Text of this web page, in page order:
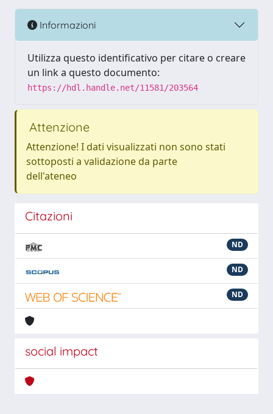
Informazioni
Utilizza questo identificativo per citare o creare
un link a questo documento:
https://hdl.handle.net/11581/203564
Attenzione
Attenzione! I dati visualizzati non sono stati
sottoposti a validazione da parte
dell'ateneo
Citazioni
ND
ND
ND
social impact